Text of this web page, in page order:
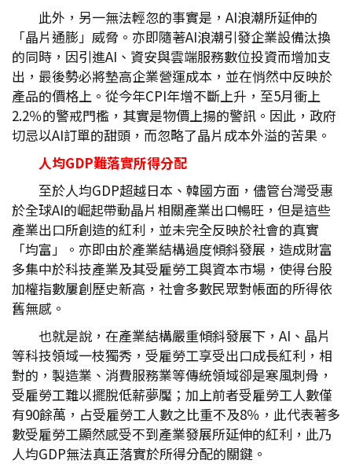
此外，另一無法輕忽的事實是，AI浪潮所延伸的
「晶片通膨」威脅。亦即隨著AI浪潮引發企業設備汰換
的同時，因引進AI、資安與雲端服務數位投資而增加支
出，最後勢必將墊高企業營運成本，並在悄然中反映於
產品的價格上。從今年CPI年增不斷上升，至5月衝上
2.2％的警戒門檻，其實是物價上揚的警訊。因此，政府
切忌以AI訂單的甜頭，而忽略了晶片成本外溢的苦果。
人均GDP難落實所得分配
至於人均GDP超越日本、韓國方面，儘管台灣受惠
於全球AI的崛起帶動晶片相關產業出口暢旺，但是這些
產業出口所創造的紅利，並未完全反映於社會的真實
「均富」。亦即由於產業結構過度傾斜發展，造成財富
多集中於科技產業及其受雇勞工與資本市場，使得台股
加權指數屢創歷史新高，社會多數民眾對帳面的所得依
舊無感。
也就是說，在產業結構嚴重傾斜發展下，AI、晶片
等科技領域一枝獨秀，受雇勞工享受出口成長紅利，相
對的，製造業、消費服務業等傳統領域卻是寒風刺骨，
受雇勞工難以擺脫低薪夢魘；加上前者受雇勞工人數僅
有90餘萬，占受雇勞工人數之比重不及8％，此代表著多
數受雇勞工顯然感受不到產業發展所延伸的紅利，此乃
人均GDP無法真正落實於所得分配的關鍵。